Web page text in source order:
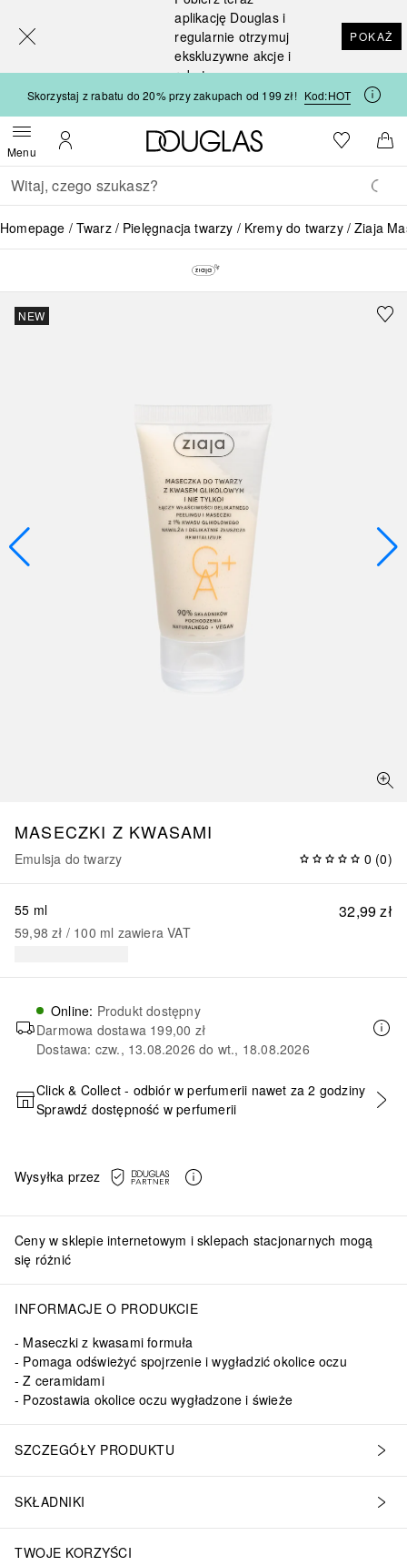
aplikację Douglas i
regularnie otrzymuj
ekskluzywne akcje i
rabaty
POKAŻ
Skorzystaj z rabatu do 20% przy zakupach od 199 zł! Kod:HOT
MenuOtwórz menuMoje konto
Strona główna Douglas
Do listyDo
Wracać
Wykonaj wyszukiwanie
Homepage Twarz Pielęgnacja twarzy Kremy do twarzy Ziaja
NEW
MASECZKI Z KWASAMI
Emulsja do twarzy 0 (0)
32,99 zł
55 ml
59,98 zł / 100 ml zawiera VAT
Online: Produkt dostępny
Darmowa dostawa 199,00 zł
Dostawa: czw., 13.08.2026 do wt., 18.08.2026
DODAJ DO KOSZYKA
Click & Collect - odbiór w perfumerii nawet za 2 godziny
Sprawdź dostępność w perfumerii
Wysyłka przez
Ceny w sklepie internetowym i sklepach stacjonarnych mogą
się różnić
INFORMACJE O PRODUKCIE
Maseczki z kwasami formuła
Pomaga odświeżyć spojrzenie i wygładzić okolice oczu
Z ceramidami
Pozostawia okolice oczu wygładzone i świeże
SZCZEGÓŁY PRODUKTU
SKŁADNIKI
Celuloza• Ceramidy 1,3,6ll•
TWOJE KORZYŚCI
[navigation.slideout.screenreader]